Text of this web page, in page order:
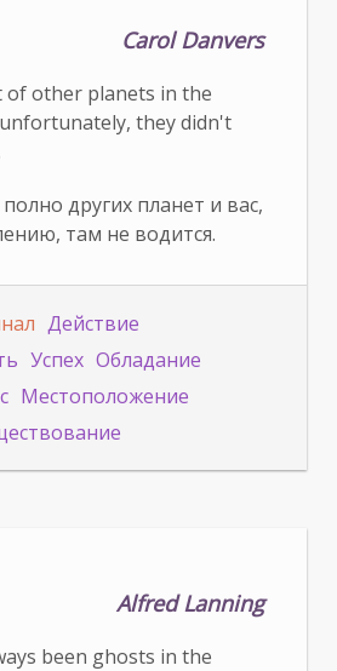
Carol Danvers
of other planets in the
they didn't
других планет и вас,
там не водится.
Действие
Успех Обладание
Местоположение
Alfred Lanning
been ghosts in the